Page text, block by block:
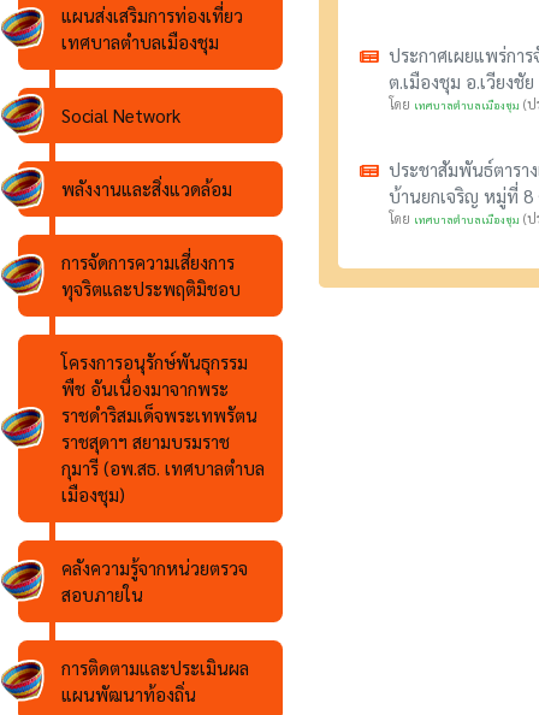
แผนส่งเสริมการท่องเที่ยว
เทศบาลตำบลเมืองชุม
Social Network
พลังงานและสิ่งแวดล้อม
การจัดการความเสี่ยงการ
ทุจริตและประพฤติมิชอบ
โครงการอนุรักษ์พันธุกรรม
พืช อันเนื่องมาจากพระ
ราชดำริสมเด็จพระเทพรัตน
ราชสุดาฯ สยามบรมราช
กุมารี (อพ.สธ. เทศบาลตำบล
เมืองชุม)
คลังความรู้จากหน่วยตรวจ
สอบภายใน
การติดตามและประเมินผล
แผนพัฒนาท้องถิ่น
ประกาศเผยแพร่กา
ต.เมืองชุม อ.เวียงชั
โดย เทศบาลตำบลเมืองชุม (ป
ประชาสัมพันธ์ตารา
บ้านยกเจริญ หมู่ที่ 8
โดย เทศบาลตำบลเมืองชุม (ป